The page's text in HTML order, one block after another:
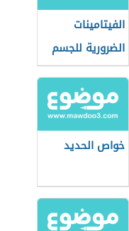
الفيتامينات
الضرورية للجسم
خواص الحديد